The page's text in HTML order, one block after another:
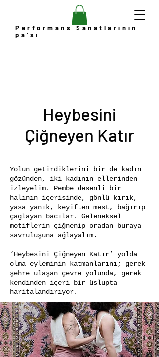
Performans Sanatlarının
pa'sı
Heybesini
Çiğneyen Katır
Yolun getirdiklerini bir de kadın
gözünden, iki kadının ellerinden
izleyelim. Pembe desenli bir
halının içerisinde, gönlü kırık,
yasa yanık, keyiften mest, bağırıp
çağlayan bacılar. Geleneksel
motiflerin çiğnenip oradan buraya
savruluşuna ağlayalım.
‘Heybesini Çiğneyen Katır’ yolda
olma eyleminin katmanlarını; gerek
şehre ulaşan çevre yolunda, gerek
kendinden içeri bir üslupta
haritalandırıyor.